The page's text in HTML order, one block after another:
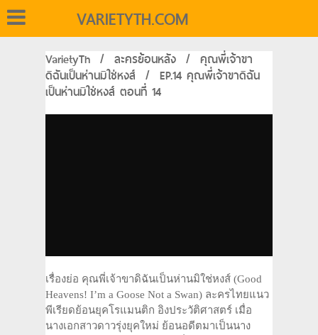
VARIETYTH.COM
VarietyTh / ละครย้อนหลัง / คุณพี่เจ้าขา
ดิฉันเป็นห่านมิใช่หงส์ / EP.14 คุณพี่เจ้าขาดิฉัน
เป็นห่านมิใช่หงส์ ตอนที่ 14
เรื่องย่อ คุณพี่เจ้าขาดิฉันเป็นห่านมิใช่หงส์ (Good
Heavens! I’m a Goose Not a Swan) ละครไทยแนว
พีเรียดย้อนยุคโรแมนติก อิงประวัติศาสตร์ เมื่อ
นางเอกสาวดาวรุ่งยุคใหม่ ย้อนอดีตมาเป็นนาง